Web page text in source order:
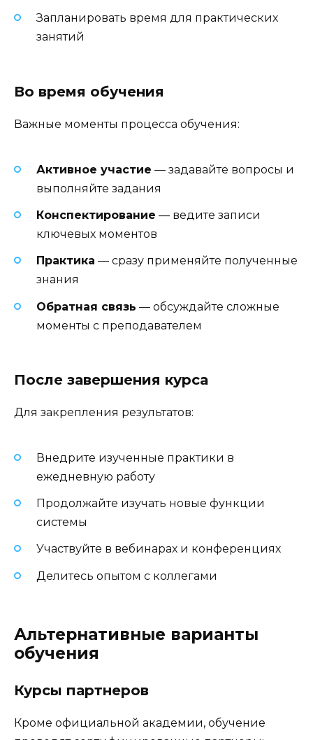
Запланировать время для практических
занятий
Во время обучения
Важные моменты процесса обучения:
Активное участие — задавайте вопросы и
выполняйте задания
Конспектирование — ведите записи
ключевых моментов
Практика — сразу применяйте полученные
знания
Обратная связь — обсуждайте сложные
моменты с преподавателем
После завершения курса
Для закрепления результатов:
Внедрите изученные практики в
ежедневную работу
Продолжайте изучать новые функции
системы
Участвуйте в вебинарах и конференциях
Делитесь опытом с коллегами
Альтернативные варианты
обучения
Курсы партнеров
Кроме официальной академии, обучение